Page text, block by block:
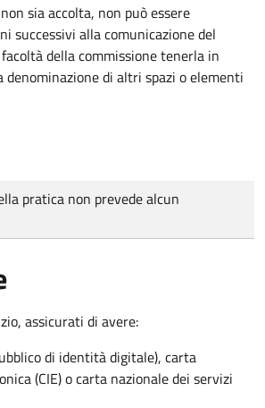
sia accolta, non può essere
successivi alla comunicazione del
della commissione tenerla in
denominazione di altri spazi o elementi
pratica non prevede alcun
assicurati di avere:
di identità digitale), carta
(CIE) o carta nazionale dei servizi